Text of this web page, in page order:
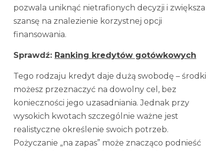
pozwala uniknąć nietrafionych decyzji i zwiększa
szansę na znalezienie korzystnej opcji
finansowania.
Sprawdź: Ranking kredytów gotówkowych
Tego rodzaju kredyt daje dużą swobodę – środki
możesz przeznaczyć na dowolny cel, bez
konieczności jego uzasadniania. Jednak przy
wysokich kwotach szczególnie ważne jest
realistyczne określenie swoich potrzeb.
Pożyczanie „na zapas” może znacząco podnieść